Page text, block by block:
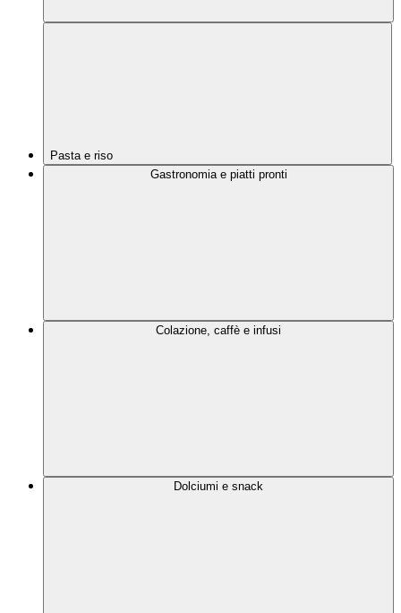
Pasta e riso
Gastronomia e piatti pronti
Colazione, caffè e infusi
Dolciumi e snack